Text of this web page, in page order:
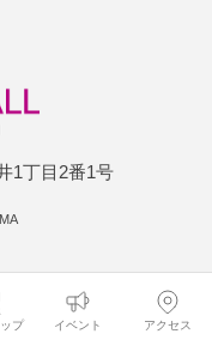
1丁目2番1号
プ イベント アクセス